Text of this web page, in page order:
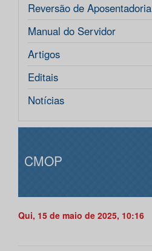
Reversão de Aposentadoria
Manual do Servidor
Artigos
Editais
Notícias
CMOP
Qui, 15 de maio de 2025, 10:16